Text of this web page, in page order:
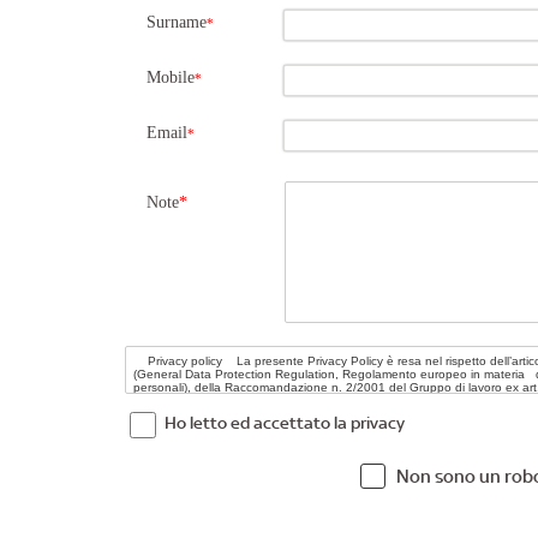
Surname*
Mobile*
Email*
Note*
Ho letto ed accettato la privacy
Non sono un